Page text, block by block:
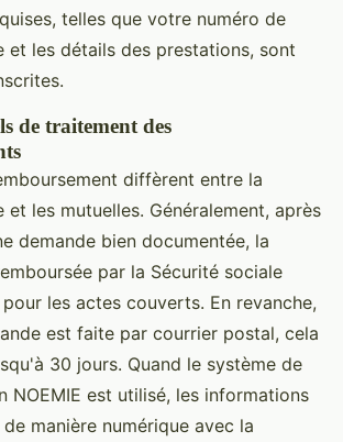
telles que votre numéro de
et les détails des prestations, sont
de traitement des
diffèrent entre la
et les mutuelles. Généralement, après
demande bien documentée, la
par la Sécurité sociale
les actes couverts. En revanche,
est faite par courrier postal, cela
30 jours. Quand le système de
NOEMIE est utilisé, les informations
manière numérique avec la